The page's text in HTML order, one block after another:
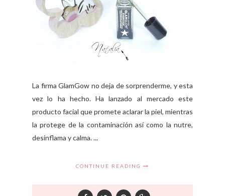
La firma GlamGow no deja de sorprenderme, y esta
vez lo ha hecho. Ha lanzado al mercado este
producto facial que promete aclarar la piel, mientras
la protege de la contaminación así como la nutre,
desinflama y calma. ...
CONTINUE READING